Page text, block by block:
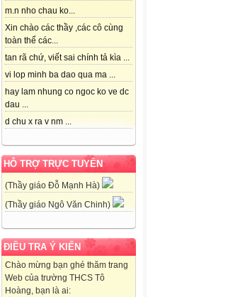
m.n nho chau ko...
Xin chào các thầy ,các cô cùng
toàn thể các...
tan rã chứ, viết sai chính tả kìa ...
vi lop minh ba dao qua ma ...
hay lam nhung co ngoc ko ve dc
dau ...
d chu x ra v nm ...
HỖ TRỢ TRỰC TUYẾN
(Thầy giáo Đỗ Mạnh Hà)
(Thầy giáo Ngô Văn Chinh)
ĐIỀU TRA Ý KIẾN
Chào mừng bạn ghé thăm trang
Web của trường THCS Tô
Hoàng, bạn là ai: